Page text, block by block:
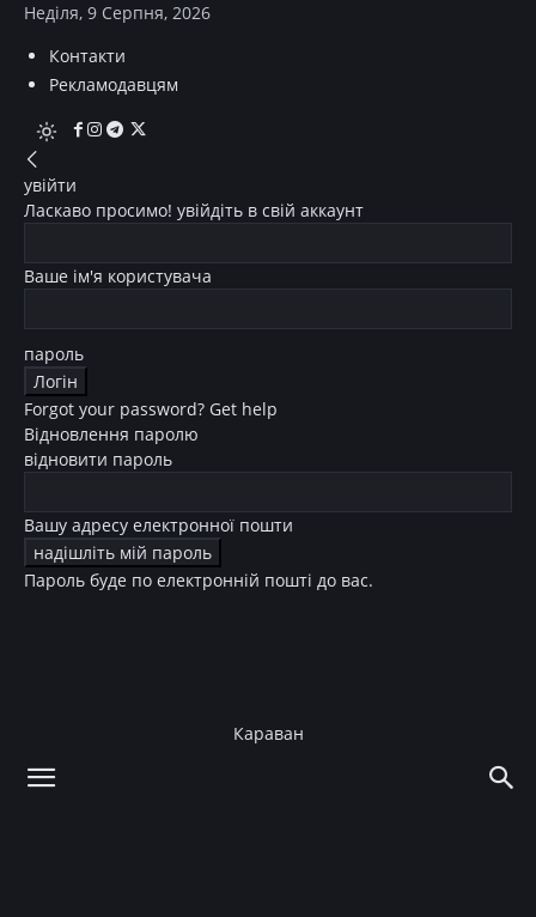
Неділя, 9 Серпня, 2026
Контакти
Рекламодавцям
увійти
Ласкаво просимо! увійдіть в свій аккаунт
Ваше ім'я користувача
пароль
Forgot your password? Get help
Відновлення паролю
відновити пароль
Вашу адресу електронної пошти
Пароль буде по електронній пошті до вас.
Караван